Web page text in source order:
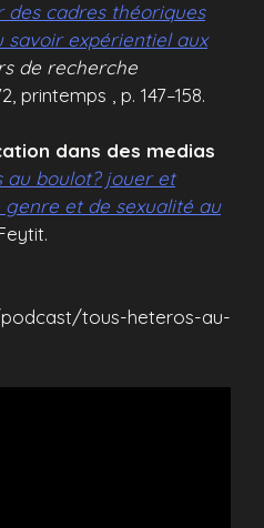
des cadres théoriques
savoir expérientiel aux
de recherche
printemps , p. 147–158.
dans des medias
au boulot? jouer et
et de sexualité au
tous-heteros-au-